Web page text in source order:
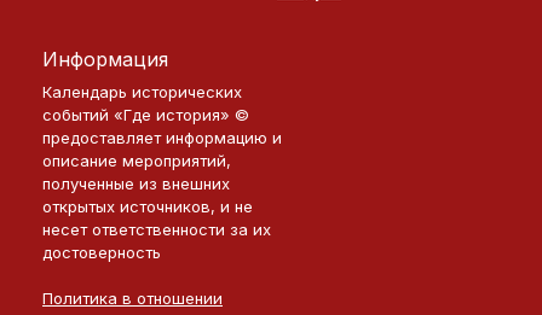
Информация
Календарь исторических
событий «Где история» ©
предоставляет информацию и
описание мероприятий,
полученные из внешних
открытых источников, и не
несет ответственности за их
достоверность
Политика в отношении